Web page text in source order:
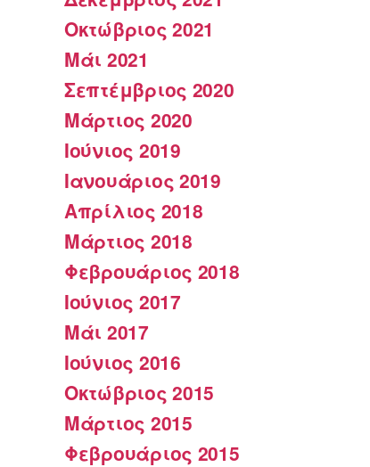
Οκτώβριος 2021
Μάι 2021
Σεπτέμβριος 2020
Μάρτιος 2020
Ιούνιος 2019
Ιανουάριος 2019
Απρίλιος 2018
Μάρτιος 2018
Φεβρουάριος 2018
Ιούνιος 2017
Μάι 2017
Ιούνιος 2016
Οκτώβριος 2015
Μάρτιος 2015
Φεβρουάριος 2015